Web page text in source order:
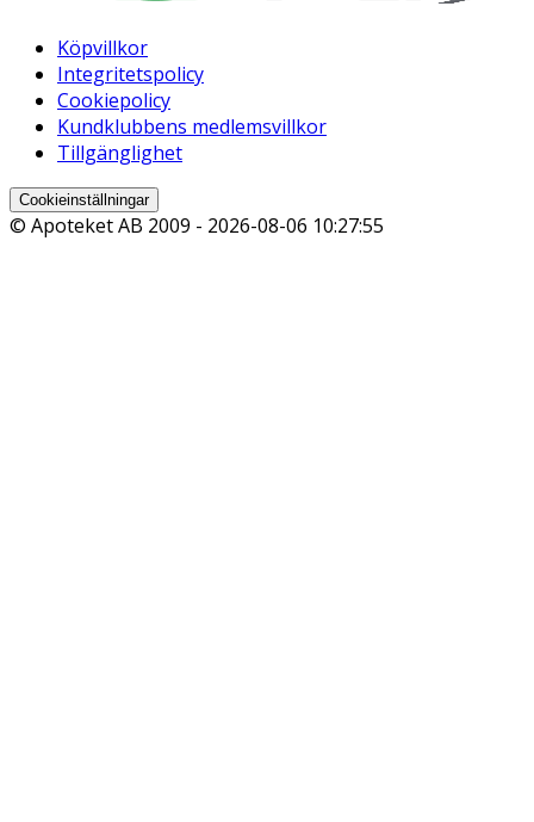
Köpvillkor
Integritetspolicy
Cookiepolicy
Kundklubbens medlemsvillkor
Tillgänglighet
Cookieinställningar
© Apoteket AB 2009 - 2026-08-06 10:27:55